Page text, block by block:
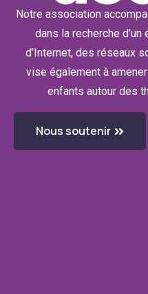
Notre association
dans la recherche
d’Internet, des réseaux
vise également à
enfants autour des
Nous soutenir